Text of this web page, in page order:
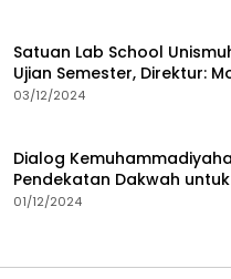
Satuan Lab School
Ujian Semester, Direktur:
Proses Pembelajaran
03/12/2024
Dialog
Pendekatan Dakwah
01/12/2024